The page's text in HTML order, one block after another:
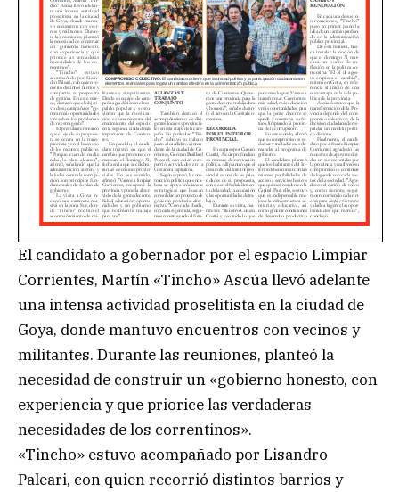
El candidato a gobernador por el espacio Limpiar
Corrientes, Martín «Tincho» Ascúa llevó adelante
una intensa actividad proselitista en la ciudad de
Goya, donde mantuvo encuentros con vecinos y
militantes. Durante las reuniones, planteó la
necesidad de construir un «gobierno honesto, con
experiencia y que priorice las verdaderas
necesidades de los correntinos».
«Tincho» estuvo acompañado por Lisandro
Paleari, con quien recorrió distintos barrios y